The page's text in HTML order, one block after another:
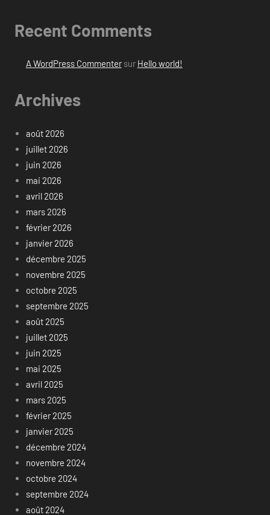
Recent Comments
A WordPress Commentersur Hello world!
Archives
août 2026
juillet 2026
juin 2026
mai 2026
avril 2026
mars 2026
février 2026
janvier 2026
décembre 2025
novembre 2025
octobre 2025
septembre 2025
août 2025
juillet 2025
juin 2025
mai 2025
avril 2025
mars 2025
février 2025
janvier 2025
décembre 2024
novembre 2024
octobre 2024
septembre 2024
août 2024